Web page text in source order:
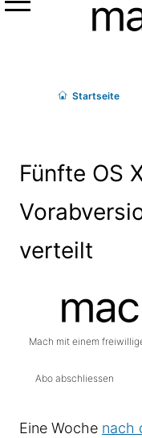
Menü
Startseite
Fünfte OS
verteilt
Mach mit einem
Abo abschliessen
Eine Woche nach